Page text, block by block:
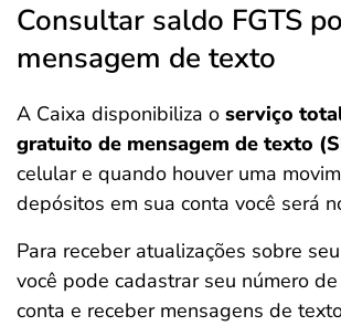
Consultar saldo FGTS
mensagem de texto
A Caixa disponibiliza o serviço
gratuito de mensagem de texto
celular e quando houver uma
depósitos em sua conta você será
Para receber atualizações sobre
você pode cadastrar seu número
conta e receber mensagens de